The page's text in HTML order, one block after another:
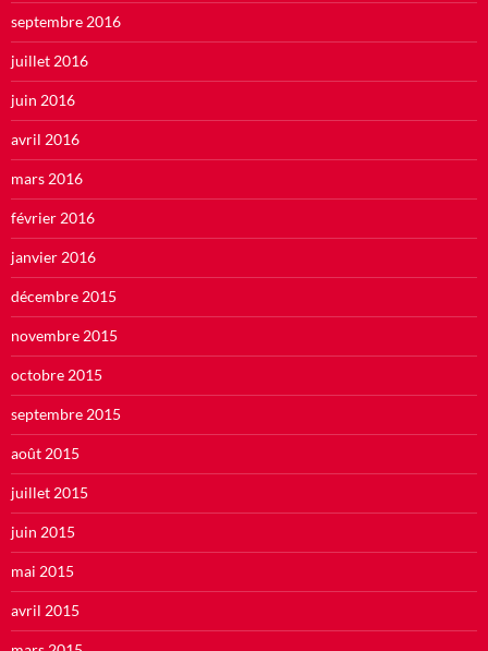
septembre 2016
juillet 2016
juin 2016
avril 2016
mars 2016
février 2016
janvier 2016
décembre 2015
novembre 2015
octobre 2015
septembre 2015
août 2015
juillet 2015
juin 2015
mai 2015
avril 2015